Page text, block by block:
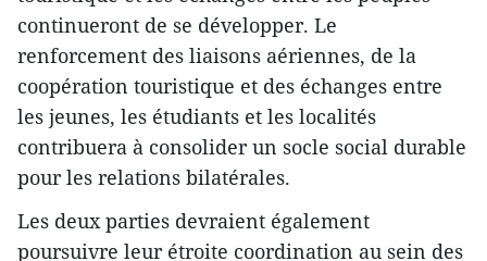
continueront de se développer. Le
renforcement des liaisons aériennes, de la
coopération touristique et des échanges entre
les jeunes, les étudiants et les localités
contribuera à consolider un socle social durable
pour les relations bilatérales.
Les deux parties devraient également
poursuivre leur étroite coordination au sein des